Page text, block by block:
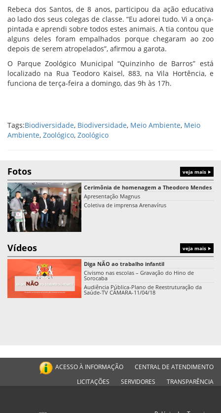
Rebeca dos Santos, de 8 anos, participou da ação educativa
ao lado dos seus colegas de classe. “Eu adorei tudo. Vi a onça-
pintada e aprendi sobre todos estes animais. A tia contou que
alguns deles foram empalhados porque chegaram ao zoo
depois de serem atropelados”, afirmou a garota.
O Parque Zoológico Municipal “Quinzinho de Barros” está
localizado na Rua Teodoro Kaisel, 883, na Vila Hortência, e
funciona de terça-feira a domingo, das 9h às 17h.
Tags:Biodiversidade, Biodiversidade, Meio Ambiente, Meio
Ambiente, Zoológico, Zoológico
Fotos veja mais
Cerimônia de homenagem a Theodoro Mendes
Apresentação Magnus
Coletiva de imprensa Arenavírus
Vídeos veja mais
Diga NÃO ao trabalho infantil
Civismo nas escolas – Gravação do Hino de
Sorocaba
Audiência Pública-Plano de Reestruturação da
Saúde-TV CÂMARA-11/04/18
ACESSO À INFORMAÇÃO
CENTRAL DE ATENDIMENTO
LICITAÇÕES
SERVIDORES TRANSPARÊNCIA